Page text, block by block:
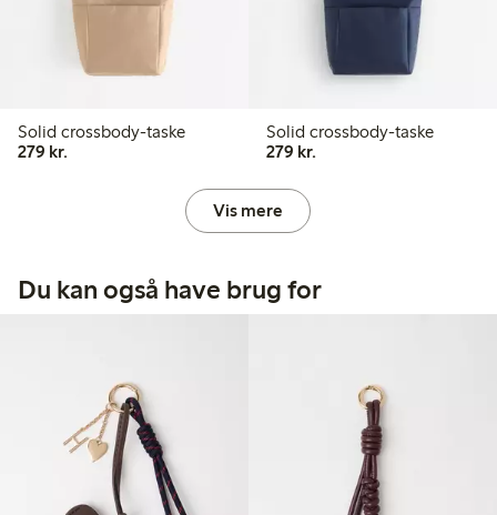
Solid crossbody-taske
279 kr.
Solid crossbody-taske
279 kr.
Vis mere
Du kan også have brug for